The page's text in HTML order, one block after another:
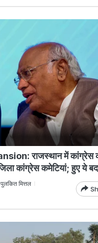
राजस्थान में कांग्रेस
कांग्रेस कमेटियां; हुए ये
पुलकित मित्तल